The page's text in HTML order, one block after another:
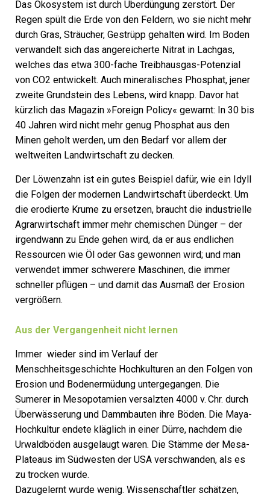
Das Ökosystem ist durch Überdüngung zerstört. Der
Regen spült die Erde von den Feldern, wo sie nicht mehr
durch Gras, Sträucher, Gestrüpp gehalten wird. Im Boden
verwandelt sich das angereicherte Nitrat in Lachgas,
welches das etwa 300-fache Treibhausgas-Potenzial
von CO2 entwickelt. Auch mineralisches Phosphat, jener
zweite Grundstein des Lebens, wird knapp. Davor hat
kürzlich das Magazin »Foreign Policy« gewarnt: In 30 bis
40 Jahren wird nicht mehr genug Phosphat aus den
Minen geholt werden, um den Bedarf vor allem der
weltweiten Landwirtschaft zu decken.
Der Löwenzahn ist ein gutes Beispiel dafür, wie ein Idyll
die Folgen der modernen Landwirtschaft überdeckt. Um
die erodierte Krume zu ersetzen, braucht die industrielle
Agrarwirtschaft immer mehr chemischen Dünger – der
irgendwann zu Ende gehen wird, da er aus endlichen
Ressourcen wie Öl oder Gas gewonnen wird; und man
verwendet immer schwerere Maschinen, die immer
schneller pflügen – und damit das Ausmaß der Erosion
vergrößern.
Aus der Vergangenheit nicht lernen
Immer wieder sind im Verlauf der
Menschheitsgeschichte Hochkulturen an den Folgen von
Erosion und Bodenermüdung untergegangen. Die
Sumerer in Mesopotamien versalzten 4000 v. Chr. durch
Überwässerung und Dammbauten ihre Böden. Die Maya-
Hochkultur endete kläglich in einer Dürre, nachdem die
Urwaldböden ausgelaugt waren. Die Stämme der Mesa-
Plateaus im Südwesten der USA verschwanden, als es
zu trocken wurde.
Dazugelernt wurde wenig. Wissenschaftler schätzen,